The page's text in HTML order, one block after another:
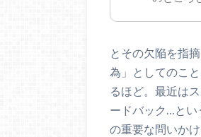
とその欠陥を指
為」としてのこ
るほど。最近は
ードバック…とい
の重要な問いかけ